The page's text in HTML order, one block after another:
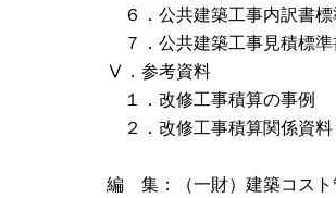
６．公共建築工事内訳書
７．公共建築工事見積標
Ⅴ．参考資料
１．改修工事積算の事例
２．改修工事積算関係資料
編 集：（一財）建築コスト